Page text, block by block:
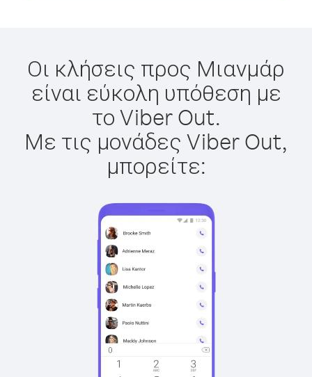
Οι κλήσεις προς Μιανμάρ
είναι εύκολη υπόθεση με
το Viber Out.
Με τις μονάδες Viber Out,
μπορείτε: